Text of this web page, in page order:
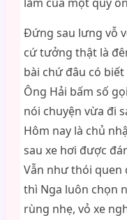
Đứng sau lưng vỗ
cứ tưởng thật là
bài chứ đâu có
Ông Hải bấm số
nói chuyện vừa đi
Hôm nay là chủ
sau xe hơi được
Vẫn như thói quen
thì Nga luôn chọn
rùng nhẹ, vỏ xe